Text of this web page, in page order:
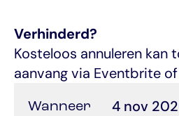
Verhinderd?
Kosteloos annuleren kan
aanvang via Eventbrite
Wanneer 4 nov